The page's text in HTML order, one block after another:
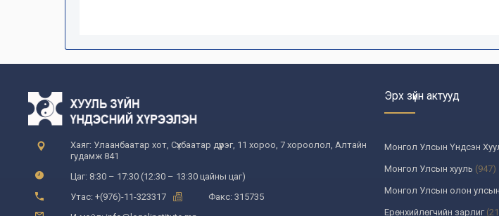
Хаяг: Улаанбаатар хот, Сүхбаатар дүүрэг, 11 хороо, 7 хороолол, Алтайн
гудамж 841
Цаг: 8:30 – 17:30 (12:30 – 13:30 цайны цаг)
Утас: +(976)-11-323317
Факс: 315735
Эрх зүйн актууд
Монгол Улсын Үндсэн
Монгол Улсын хууль (947)
Монгол Улсын олон
Ерөнхийлөгчийн зарлиг